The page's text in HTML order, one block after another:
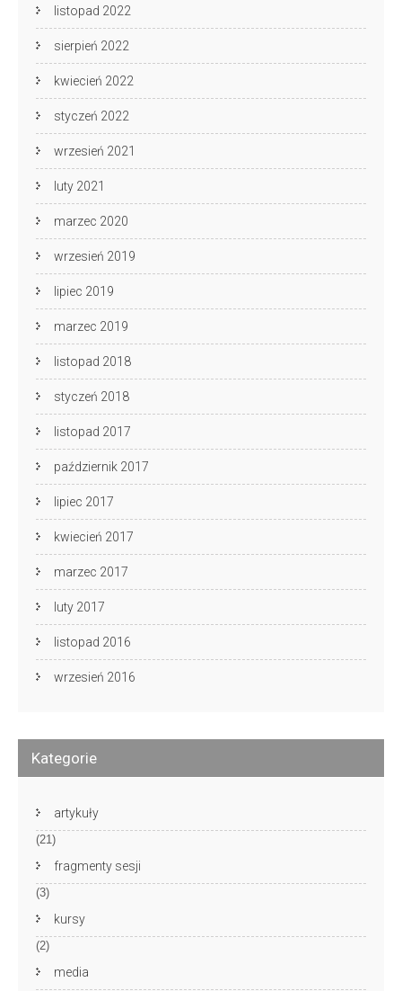
listopad 2022
sierpień 2022
kwiecień 2022
styczeń 2022
wrzesień 2021
luty 2021
marzec 2020
wrzesień 2019
lipiec 2019
marzec 2019
listopad 2018
styczeń 2018
listopad 2017
październik 2017
lipiec 2017
kwiecień 2017
marzec 2017
luty 2017
listopad 2016
wrzesień 2016
Kategorie
artykuły
(21)
fragmenty sesji
(3)
kursy
(2)
media